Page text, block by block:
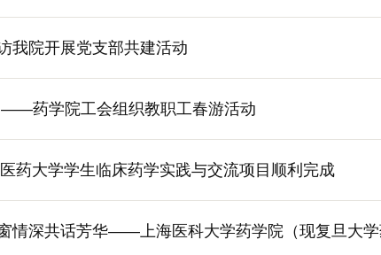
我院开展党支部共建活动
药学院工会组织教职工春游活动
药大学学生临床药学实践与交流项目顺利完成
情深共话芳华——上海医科大学药学院（现复旦大